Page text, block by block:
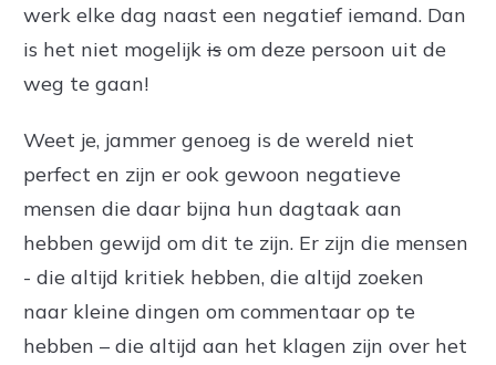
werk elke dag naast een negatief iemand. Dan
is het niet mogelijk is om deze persoon uit de
weg te gaan!
Weet je, jammer genoeg is de wereld niet
perfect en zijn er ook gewoon negatieve
mensen die daar bijna hun dagtaak aan
hebben gewijd om dit te zijn. Er zijn die mensen
- die altijd kritiek hebben, die altijd zoeken
naar kleine dingen om commentaar op te
hebben – die altijd aan het klagen zijn over het